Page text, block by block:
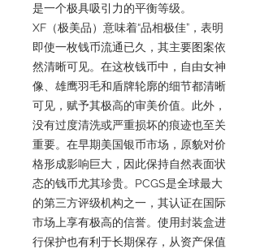
是一个极具吸引力的平衡等级。
XF（极美品）意味着“品相极佳”，表明
即使一枚钱币流通已久，其主要图案依
然清晰可见。在这枚钱币中，自由女神
像、雄鹰羽毛和盾牌轮廓的细节都清晰
可见，赋予其极高的审美价值。此外，
没有过度清洗或严重损坏的痕迹也至关
重要。在早期美国银币市场，原貌对价
格形成影响巨大，因此保持自然表面状
态的钱币尤其珍贵。PCGS是全球最大
的第三方评级机构之一，其认证在国际
市场上享有极高的信誉。使用封装盒进
行保护也有利于长期保存，从资产保值